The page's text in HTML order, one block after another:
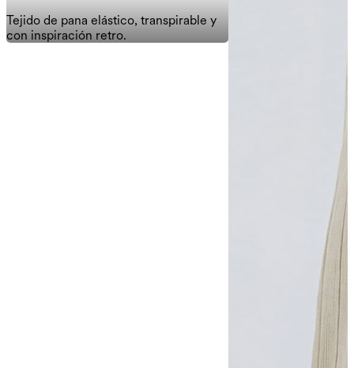
Tejido de pana elástico, transpirable y
con inspiración retro.